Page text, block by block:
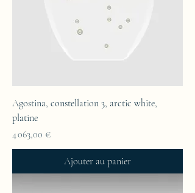
Agostina, constellation 3, arctic white,
platine
Prix
4 063,00 €
Ajouter au panier